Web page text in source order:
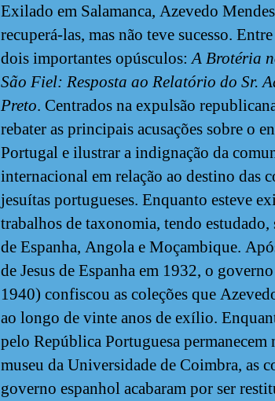
Exilado em Salamanca, Azevedo
recuperá-las, mas não teve sucesso.
dois importantes opúsculos:A Brotéria
São Fiel: Resposta ao Relatório do Sr.
Preto. Centrados na expulsão
rebater as principais acusações sobre o
Portugal e ilustrar a indignação da
internacional em relação ao destino das
jesuítas portugueses. Enquanto esteve
trabalhos de taxonomia, tendo
de Espanha, Angola e Moçambique.
de Jesus de Espanha em 1932, o
1940) confiscou as coleções que
ao longo de vinte anos de exílio.
pelo República Portuguesa permanecem
museu da Universidade de Coimbra, as
governo espanhol acabaram por ser